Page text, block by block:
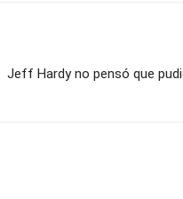
Jeff Hardy no pensó que